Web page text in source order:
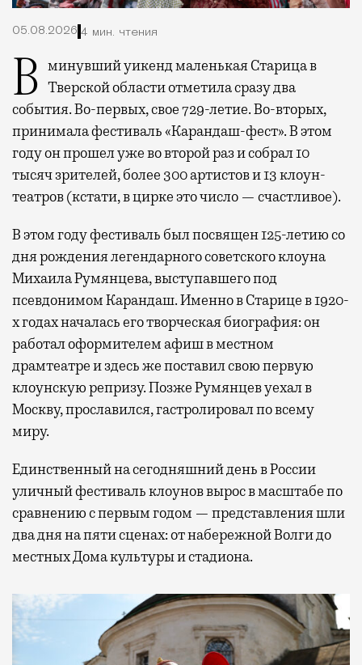
05.08.2026 4 мин. чтения
В минувший уикенд маленькая Старица в Тверской области отметила сразу два
события. Во-первых, свое 729-летие. Во-вторых,
принимала фестиваль «Карандаш-фест». В этом
году он прошел уже во второй раз и собрал 10
тысяч зрителей, более 300 артистов и 13 клоун-
театров (кстати, в цирке это число — счастливое).
В этом году фестиваль был посвящен 125-летию со
дня рождения легендарного советского клоуна
Михаила Румянцева, выступавшего под
псевдонимом Карандаш. Именно в Старице в 1920-
х годах началась его творческая биография: он
работал оформителем афиш в местном
драмтеатре и здесь же поставил свою первую
клоунскую репризу. Позже Румянцев уехал в
Москву, прославился, гастролировал по всему
миру.
Единственный на сегодняшний день в России
уличный фестиваль клоунов вырос в масштабе по
сравнению с первым годом — представления шли
два дня на пяти сценах: от набережной Волги до
местных Дома культуры и стадиона.